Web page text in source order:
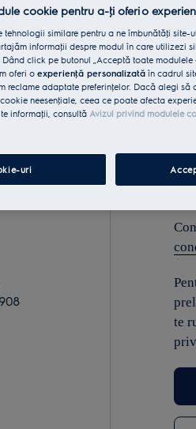
te
cookie pentru a-ţi oferi o
similare pentru a ne îmbunătăţi site-
informaţii despre modul în care utilizezi
click pe butonul „Acceptă toate
oferi oexperienţă personalizată în cadrul
reclame adaptate preferinţelor. Dacă alegi să
neesenţiale, ceea ce poate afecta
informaţii, consultă Avizul privind modulele
uri